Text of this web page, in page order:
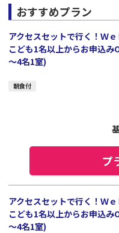
おすすめプラン
アクセスセットで行く！Ｗ
こども1名以上からお申込
～4名1室)
朝食付
プ
アクセスセットで行く！Ｗ
こども1名以上からお申込
～4名1室)